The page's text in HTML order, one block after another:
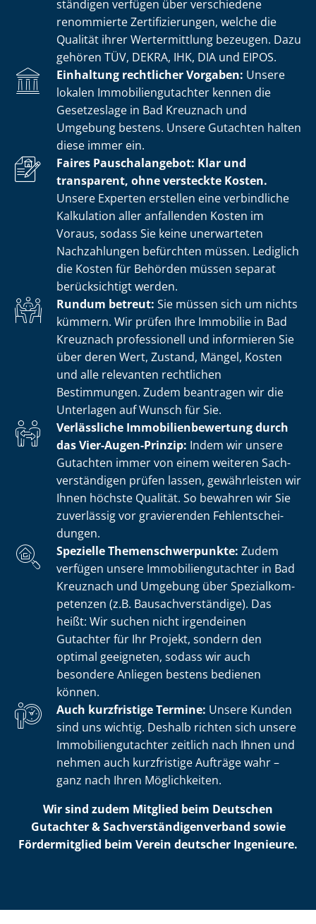
stän­di­gen verfügen über verschiedene
renommierte Zer­ti­fi­zie­run­gen, welche die
Qualität ihrer Wertermittlung bezeugen. Dazu
gehören TÜV, DEKRA, IHK, DIA und EIPOS.
Einhaltung rechtlicher Vorgaben: Unsere
lokalen Im­mo­bi­li­en­gut­ach­ter kennen die
Gesetzeslage in Bad Kreuznach und
Umgebung bestens. Unsere Gutachten halten
diese immer ein.
Faires Pauschalangebot: Klar und
transparent, ohne versteckte Kosten.
Unsere Experten erstellen eine verbindliche
Kalkulation aller anfallenden Kosten im
Voraus, sodass Sie keine unerwarteten
Nachzahlungen befürchten müssen. Lediglich
die Kosten für Behörden müssen separat
berücksichtigt werden.
Rundum betreut: Sie müssen sich um nichts
kümmern. Wir prüfen Ihre Immobilie in Bad
Kreuznach professionell und informieren Sie
über deren Wert, Zustand, Mängel, Kosten
und alle relevanten rechtlichen
Bestimmungen. Zudem beantragen wir die
Unterlagen auf Wunsch für Sie.
Verlässliche Im­mo­bi­li­en­be­wer­tung durch
das Vier-Augen-Prinzip: Indem wir unsere
Gutachten immer von einem weiteren Sach­
ver­stän­di­gen prüfen lassen, gewährleisten wir
Ihnen höchste Qualität. So bewahren wir Sie
zuverlässig vor gravierenden Fehl­ent­schei­
dun­gen.
Spezielle The­men­schwer­punk­te: Zudem
verfügen unsere Im­mo­bi­li­en­gut­ach­ter in Bad
Kreuznach und Umgebung über Spe­zi­al­kom­
pe­ten­zen (z.B. Bau­sach­ver­stän­di­ge). Das
heißt: Wir suchen nicht irgendeinen
Gutachter für Ihr Projekt, sondern den
optimal geeigneten, sodass wir auch
besondere Anliegen bestens bedienen
können.
Auch kurzfristige Termine: Unsere Kunden
sind uns wichtig. Deshalb richten sich unsere
Im­mo­bi­li­en­gut­ach­ter zeitlich nach Ihnen und
nehmen auch kurzfristige Aufträge wahr –
ganz nach Ihren Möglichkeiten.
Wir sind zudem Mitglied beim Deutschen
Gutachter & Sach­ver­stän­di­gen­ver­band sowie
Fördermitglied beim Verein deutscher Ingenieure.